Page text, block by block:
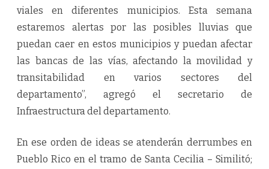
viales en diferentes municipios. Esta semana
estaremos alertas por las posibles lluvias que
puedan caer en estos municipios y puedan afectar
las bancas de las vías, afectando la movilidad y
transitabilidad en varios sectores del
departamento”, agregó el secretario de
Infraestructura del departamento.
En ese orden de ideas se atenderán derrumbes en
Pueblo Rico en el tramo de Santa Cecilia – Similitó;